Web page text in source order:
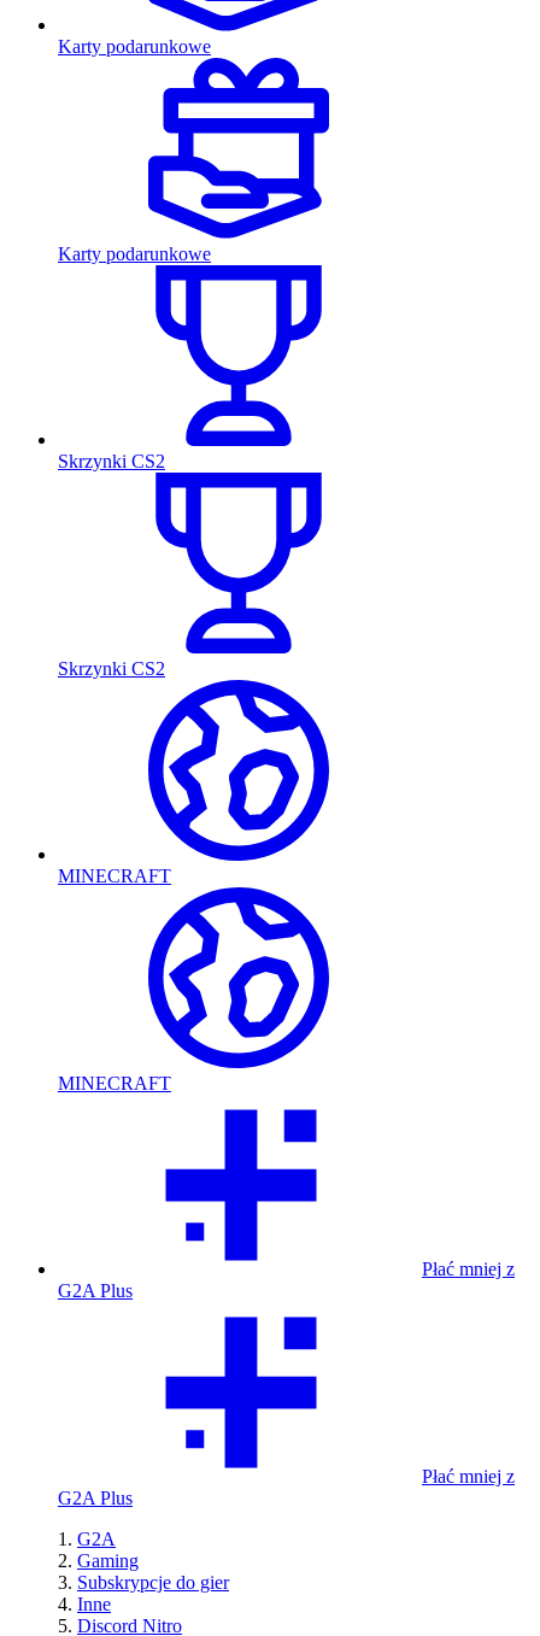
Karty podarunkowe
Karty podarunkowe
Skrzynki CS2
Skrzynki CS2
MINECRAFT
MINECRAFT
Płać mniej z
G2A Plus
Płać mniej z
G2A Plus
G2A
Gaming
Subskrypcje do gier
Inne
Discord Nitro